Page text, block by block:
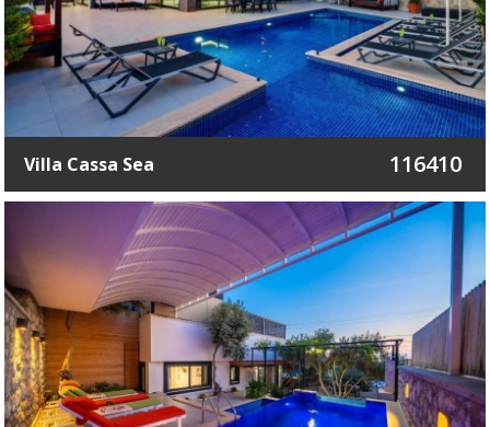
Villa Cassa Sea 116410